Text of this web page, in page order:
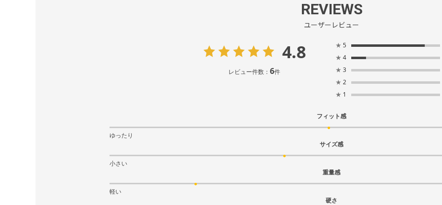
REVIEWS
ユーザーレビュー
4.8
レビュー件数： 6件
★ 5
★ 4
★ 3
★ 2
★ 1
フィット感
ゆったり
サイズ感
小さい
重量感
軽い
硬さ